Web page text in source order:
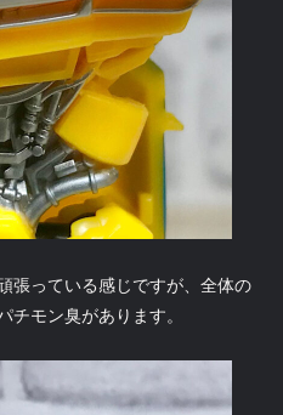
張っている感じですが、全体の
モン臭があります。